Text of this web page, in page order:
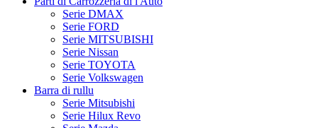
Serie DMAX
Serie FORD
Serie MITSUBISHI
Serie Nissan
Serie TOYOTA
Serie Volkswagen
Barra di rullu
Serie Mitsubishi
Serie Hilux Revo